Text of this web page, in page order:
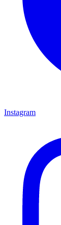
Instagram